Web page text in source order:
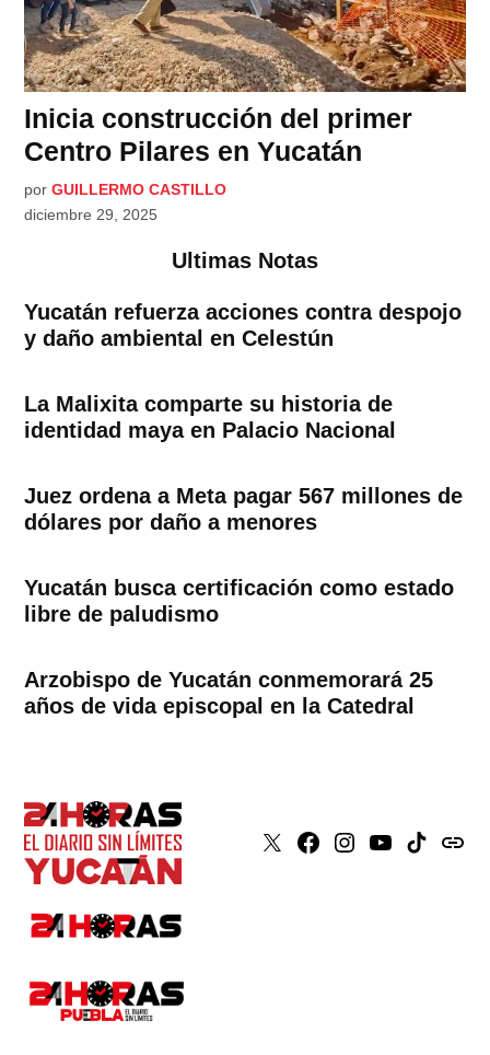
Inicia construcción del primer
Centro Pilares en Yucatán
por GUILLERMO CASTILLO
diciembre 29, 2025
Ultimas Notas
Yucatán refuerza acciones contra despojo
y daño ambiental en Celestún
La Malixita comparte su historia de
identidad maya en Palacio Nacional
Juez ordena a Meta pagar 567 millones de
dólares por daño a menores
Yucatán busca certificación como estado
libre de paludismo
Arzobispo de Yucatán conmemorará 25
años de vida episcopal en la Catedral
X Faceboook
Instagram
YoutubeTiktokissuu